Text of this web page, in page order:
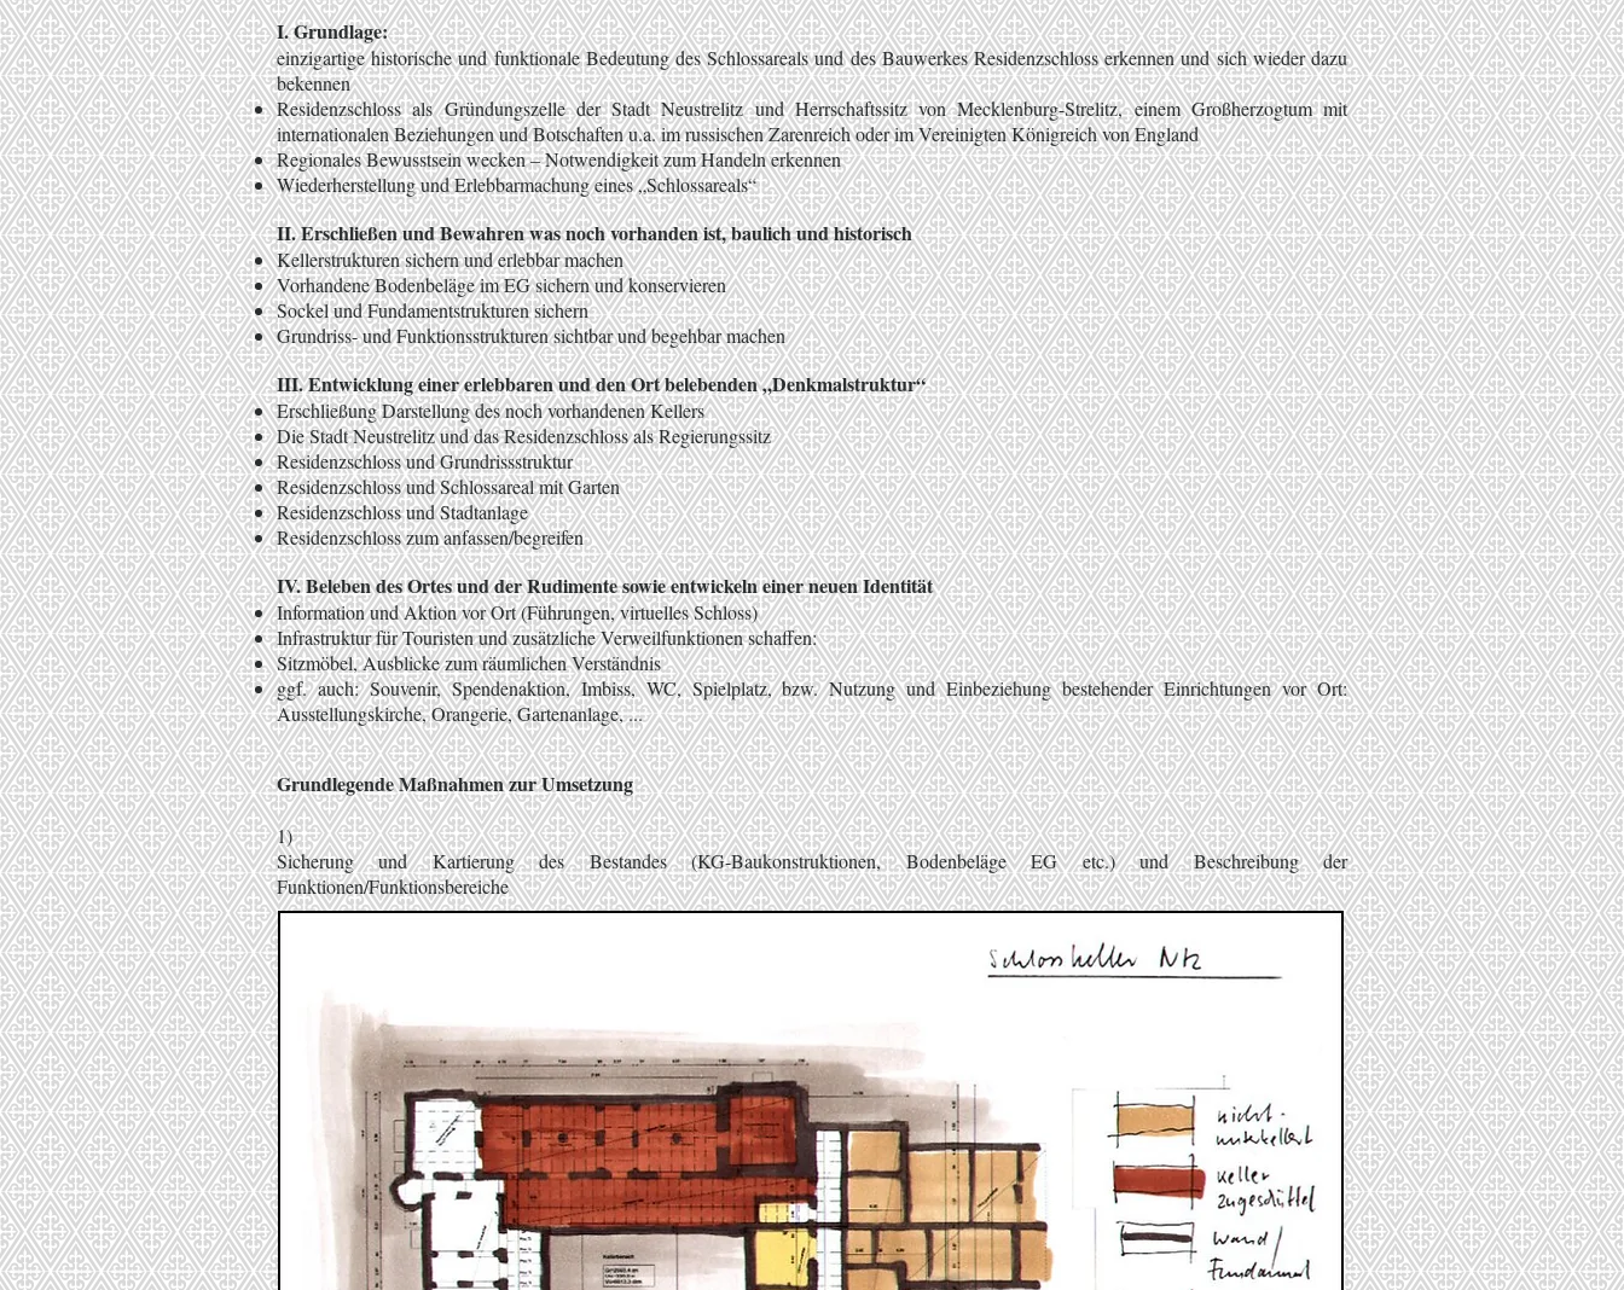
I. Grundlage:
einzigartige historische und funktionale Bedeutung des Schlossareals und des Bauwerkes Residenzschloss erkennen und sich wieder dazu
bekennen
Residenzschloss als Gründungszelle der Stadt Neustrelitz und Herrschaftssitz von Mecklenburg-Strelitz, einem Großherzogtum mit
internationalen Beziehungen und Botschaften u.a. im russischen Zarenreich oder im Vereinigten Königreich von England
Regionales Bewusstsein wecken – Notwendigkeit zum Handeln erkennen
Wiederherstellung und Erlebbarmachung eines „Schlossareals“
II. Erschließen und Bewahren was noch vorhanden ist, baulich und historisch
Kellerstrukturen sichern und erlebbar machen
Vorhandene Bodenbeläge im EG sichern und konservieren
Sockel und Fundamentstrukturen sichern
Grundriss- und Funktionsstrukturen sichtbar und begehbar machen
III. Entwicklung einer erlebbaren und den Ort belebenden „Denkmalstruktur“
Erschließung Darstellung des noch vorhandenen Kellers
Die Stadt Neustrelitz und das Residenzschloss als Regierungssitz
Residenzschloss und Grundrissstruktur
Residenzschloss und Schlossareal mit Garten
Residenzschloss und Stadtanlage
Residenzschloss zum anfassen/begreifen
IV. Beleben des Ortes und der Rudimente sowie entwickeln einer neuen Identität
Information und Aktion vor Ort (Führungen, virtuelles Schloss)
Infrastruktur für Touristen und zusätzliche Verweilfunktionen schaffen:
Sitzmöbel, Ausblicke zum räumlichen Verständnis
ggf. auch: Souvenir, Spendenaktion, Imbiss, WC, Spielplatz, bzw. Nutzung und Einbeziehung bestehender Einrichtungen vor Ort:
Ausstellungskirche, Orangerie, Gartenanlage, ...
Grundlegende Maßnahmen zur Umsetzung
1)
Sicherung und Kartierung des Bestandes (KG-Baukonstruktionen, Bodenbeläge EG etc.) und Beschreibung der
Funktionen/Funktionsbereiche